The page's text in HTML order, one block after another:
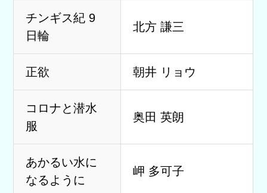
チンギス紀 9
日輪
北方 謙三
正欲 朝井 リョウ
コロナと潜水
服
奥田 英朗
あかるい水に
なるように
岬 多可子